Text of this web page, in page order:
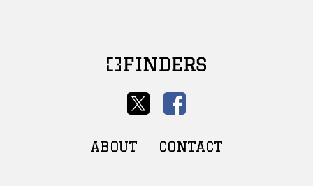
ABOUT CONTACT